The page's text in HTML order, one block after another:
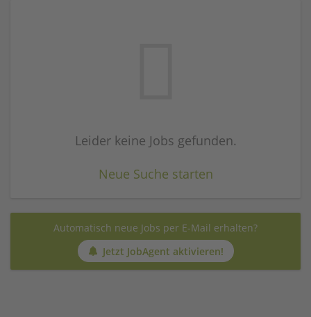
Leider keine Jobs gefunden.
Neue Suche starten
Automatisch neue Jobs per E-Mail erhalten?
Jetzt JobAgent aktivieren!